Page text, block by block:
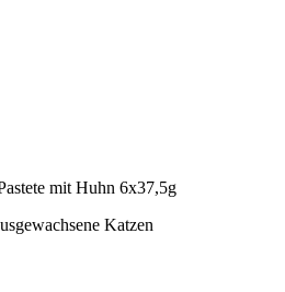
mit Huhn 6x37,5g
Katzen